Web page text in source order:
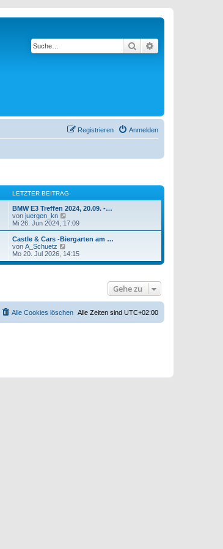
Suche
Anmelden
Registrieren
LETZTER BEITRAG
BMW E3 Treffen 2024, 20.09. -…
von juergen_kn
e
u
e
t
r
r
a
Mi 26. Jun 2024, 17:09
Castle & Cars -Biergarten am …
von A_Schuetz
e
u
e
Mo 20. Jul 2026, 14:15
Gehe zu
Alle Zeiten sind UTC+02:00
Alle Cookies löschen